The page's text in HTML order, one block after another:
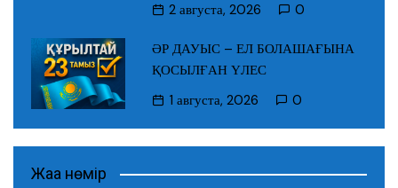
2 августа, 2026
0
ӘР ДАУЫС – ЕЛ БОЛАШАҒЫНА
ҚОСЫЛҒАН ҮЛЕС
1 августа, 2026
0
Жаңа нөмір